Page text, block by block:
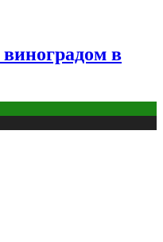
виноградом в